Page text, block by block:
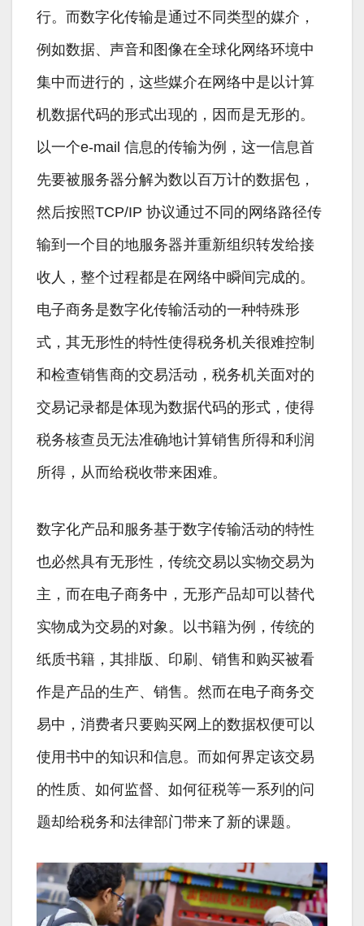
行。而数字化传输是通过不同类型的媒介，
例如数据、声音和图像在全球化网络环境中
集中而进行的，这些媒介在网络中是以计算
机数据代码的形式出现的，因而是无形的。
以一个e-mail 信息的传输为例，这一信息首
先要被服务器分解为数以百万计的数据包，
然后按照TCP/IP 协议通过不同的网络路径传
输到一个目的地服务器并重新组织转发给接
收人，整个过程都是在网络中瞬间完成的。
电子商务是数字化传输活动的一种特殊形
式，其无形性的特性使得税务机关很难控制
和检查销售商的交易活动，税务机关面对的
交易记录都是体现为数据代码的形式，使得
税务核查员无法准确地计算销售所得和利润
所得，从而给税收带来困难。
数字化产品和服务基于数字传输活动的特性
也必然具有无形性，传统交易以实物交易为
主，而在电子商务中，无形产品却可以替代
实物成为交易的对象。以书籍为例，传统的
纸质书籍，其排版、印刷、销售和购买被看
作是产品的生产、销售。然而在电子商务交
易中，消费者只要购买网上的数据权便可以
使用书中的知识和信息。而如何界定该交易
的性质、如何监督、如何征税等一系列的问
题却给税务和法律部门带来了新的课题。